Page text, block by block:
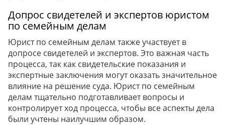
Допрос свидетелей и экспертов юристом
по семейным делам
Юрист по семейным делам также участвует в
допросе свидетелей и экспертов. Это важная часть
процесса, так как свидетельские показания и
экспертные заключения могут оказать значительное
влияние на решение суда. Юрист по семейным
делам тщательно подготавливает вопросы и
контролирует ход процесса, чтобы все аспекты дела
были учтены наилучшим образом.